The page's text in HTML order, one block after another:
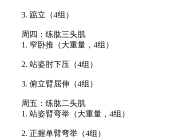
3. 踮立（4组）
周四：练肱三头肌
1. 窄卧推（大重量，4组）
2. 站姿肘下压（4组）
3. 俯立臂屈伸（4组）
周五：练肱二头肌
1. 站姿臂弯举（大重量，4组）
2. 正握单臂弯举（4组）